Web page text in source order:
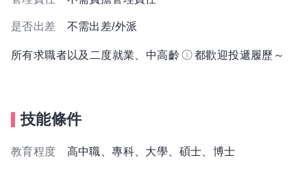
是否出差 不需出差/外派
所有求職者以及二度就業、中高齡 都歡迎投遞履歷～
技能條件
教育程度 高中職、專科、大學、碩士、博士